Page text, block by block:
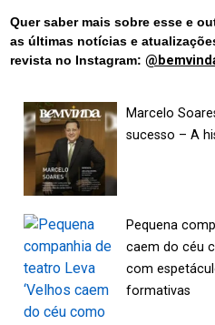
Quer saber mais sobre esse e
as últimas notícias e
revista no Instagram:
Marcelo
sucesso – A
Pequena
caem do céu
com
formativas